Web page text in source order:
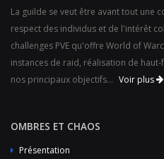
La guilde se veut être avant tout une
respect des individus et de l'intérêt
challenges PVE qu'offre World of
instances de raid, réalisation de
nos principaux objectifs... Voir plus
OMBRES ET CHAOS
Présentation